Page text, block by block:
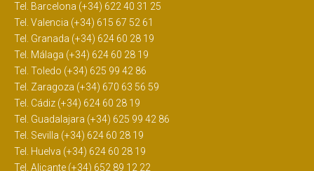
Tel. Barcelona (+34) 622 40 31 25
Tel. Valencia (+34) 615 67 52 61
Tel. Granada (+34) 624 60 28 19
Tel. Málaga (+34) 624 60 28 19
Tel. Toledo (+34) 625 99 42 86
Tel. Zaragoza (+34) 670 63 56 59
Tel. Cádiz (+34) 624 60 28 19
Tel. Guadalajara (+34) 625 99 42 86
Tel. Sevilla (+34) 624 60 28 19
Tel. Huelva (+34) 624 60 28 19
Tel. Alicante (+34) 652 89 12 22